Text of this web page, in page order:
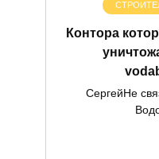
Контора
СергейНе